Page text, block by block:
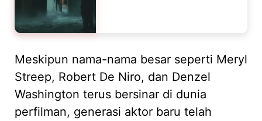
Meskipun nama-nama besar seperti Meryl
Streep, Robert De Niro, dan Denzel
Washington terus bersinar di dunia
perfilman, generasi aktor baru telah